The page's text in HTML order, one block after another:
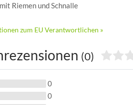
Riemen und Schnalle
zum EU Verantwortlichen »
(0)
0
0